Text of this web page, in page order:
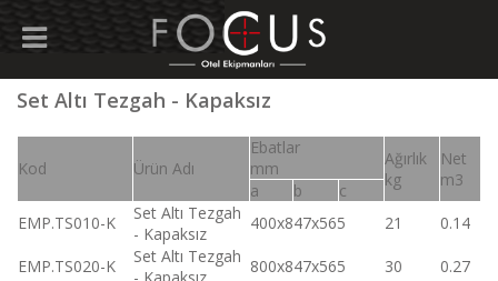
Set Altı Tezgah - Kapaksız
Kod Ürün Adı
Ebatlar
mm
Ağırlık
kg
Net
m3
a b
c
EMP.TS010-K
Set Altı Tezgah
- Kapaksız
400x847x565 21 0.14
EMP.TS020-K
Set Altı Tezgah 800x847x565 30 0.27